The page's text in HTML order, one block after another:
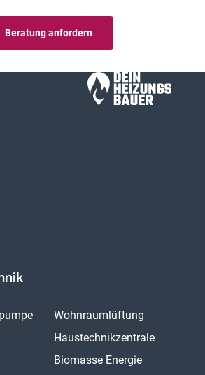
Beratung anfordern
Wohnraumlüftung
Haustechnikzentrale
Biomasse Energie